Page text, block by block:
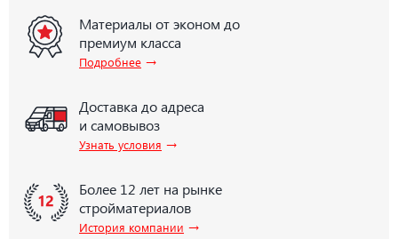
Материалы от эконом до
премиум класса
Подробнее →
Доставка до адреса
и самовывоз
Узнать условия →
Более 12 лет на рынке
стройматериалов
История компании →